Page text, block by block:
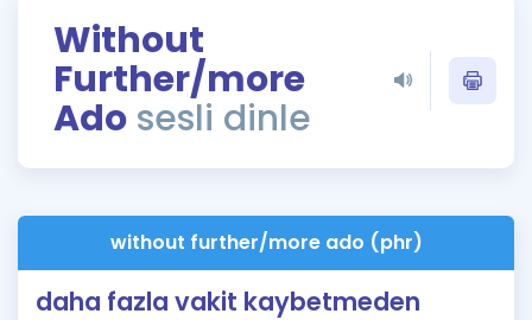
ÖSYM Sınav Takvimi
Kampanyalar
Blog
Without
Further/more
Ado sesli dinle
without further/more ado (phr)
daha fazla vakit kaybetmeden